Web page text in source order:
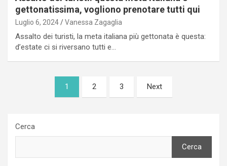
gettonatissima, vogliono prenotare tutti qui
Luglio 6, 2024 Vanessa Zagaglia
Assalto dei turisti, la meta italiana più gettonata è questa:
d’estate ci si riversano tutti e…
Paginazione
1 2 3 Next
Cerca
Cerca